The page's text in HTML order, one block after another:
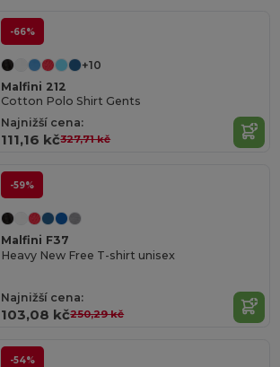
-66%
+10
Malfini 212
Cotton Polo Shirt Gents
Najnižší cena:
111,16 kč327,71 kč
-59%
Malfini F37
Heavy New Free T-shirt unisex
Najnižší cena:
103,08 kč250,29 kč
-54%